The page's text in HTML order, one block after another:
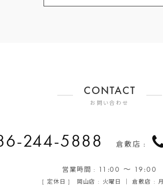
CONTACT
お問い合わせ
244-5888 倉敷店 :
営業時間 : 11:00 ～ 19:00
[ 定休日 ] 岡山店 : 火曜日 ｜ 倉敷店 : 月